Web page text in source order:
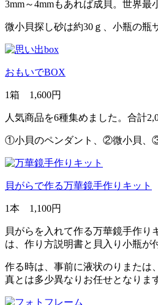
3mm～4mmもあれば成貝。世界
微小貝探し砂は約30ｇ、小瓶の瓶
おもいでBOX
1箱 1,600円
人気商品を6種集めました。合計
①小貝のペンダント、②微小貝、
貝がらで作る万華鏡手作りキット
1本 1,100円
貝がらを入れて作る万華鏡手作り
は、作り方説明書と貝入り小瓶が
作る時は、事前に液状のりまたは
真とは多少異なりお任せとなりま